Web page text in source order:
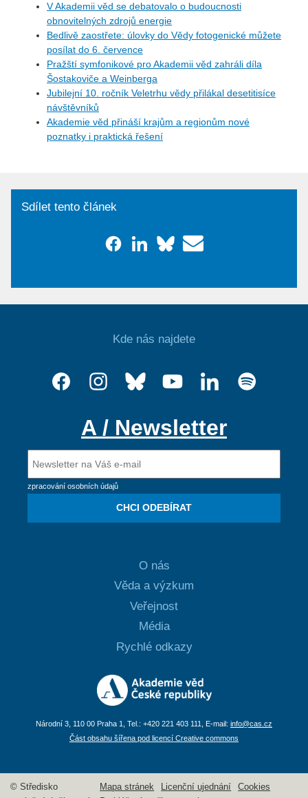
V Akademii věd se debatovalo o budoucnosti
obnovitelných zdrojů energie
Bedlivě zaostřete: úlovky do Vědy fotogenické můžete
posílat do 6. července
Pražští symfonikové pro Akademii věd zahráli díla
Šostakoviče a Weinberga
Jubilejní 10. ročník Veletrhu vědy přilákal desetitisíce
návštěvníků
Akademie věd přináší krajům a regionům nové
poznatky i praktická řešení
Sdílet tento článek
Kde nás najdete
A / Newsletter
zpracování osobních údajů
CHCI ODEBÍRAT
O nás
Věda a výzkum
Veřejnost
Média
Rychlé odkazy
Národní 3, 110 00 Praha 1, Tel.: +420 221 403 111, E-mail: info@cas.cz
Část obsahu šířena pod licencí Creative commons
© Středisko
Mapa stránek Licenční ujednání
Cookies